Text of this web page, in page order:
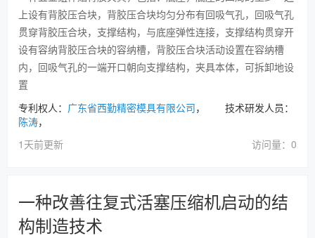
上设有背胶压合块，背胶压合块均匀分布有回吸气孔，回吸气孔
贯穿背胶压合块，支撑结构，与底座弹性连接，支撑结构贯穿开
设有容纳背胶压合块的容纳槽，背胶压合块活动设置在容纳槽
内，回吸气孔的一端开口朝向支撑结构，夹具本体，可拆卸地设
置
专利权人： 广东省西勤精密模具有限公司， 技术研发人员：
陈涛，
1天前更新
访问量：0
一种改善往复式活塞压缩机启动的结
构制造技术